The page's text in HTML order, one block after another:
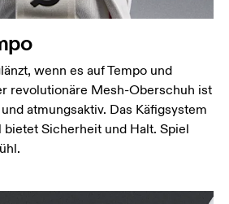
wenn es auf Tempo und
revolutionäre Mesh-Oberschuh ist
atmungsaktiv. Das Käfigsystem
Sicherheit und Halt. Spiel